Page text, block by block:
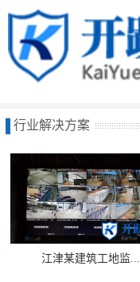
行业解决方案
江津某建筑工地监...